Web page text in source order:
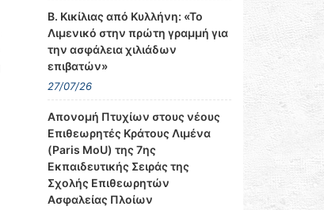
Β. Κικίλιας από Κυλλήνη: «Το
Λιμενικό στην πρώτη γραμμή για
την ασφάλεια χιλιάδων
επιβατών»
27/07/26
Απονομή Πτυχίων στους νέους
Επιθεωρητές Κράτους Λιμένα
(Paris MoU) της 7ης
Εκπαιδευτικής Σειράς της
Σχολής Επιθεωρητών
Ασφαλείας Πλοίων